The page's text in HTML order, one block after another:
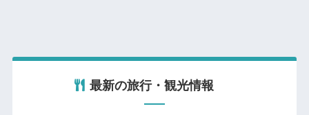
最新の旅行・観光情報